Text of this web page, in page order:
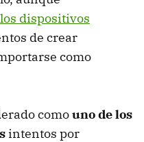
dispositivos
de crear
como
comouno de los
intentos por